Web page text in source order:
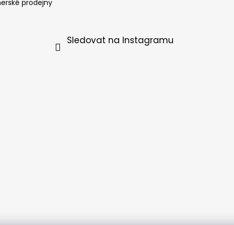
prodejny
Sledovat na Instagramu